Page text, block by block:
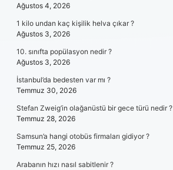
Ağustos 4, 2026
1 kilo undan kaç kişilik helva çıkar ?
Ağustos 3, 2026
10. sınıfta popülasyon nedir ?
Ağustos 3, 2026
İstanbul’da bedesten var mı ?
Temmuz 30, 2026
Stefan Zweig’in olağanüstü bir gece türü nedir ?
Temmuz 28, 2026
Samsun’a hangi otobüs firmaları gidiyor ?
Temmuz 25, 2026
Arabanın hızı nasıl sabitlenir ?